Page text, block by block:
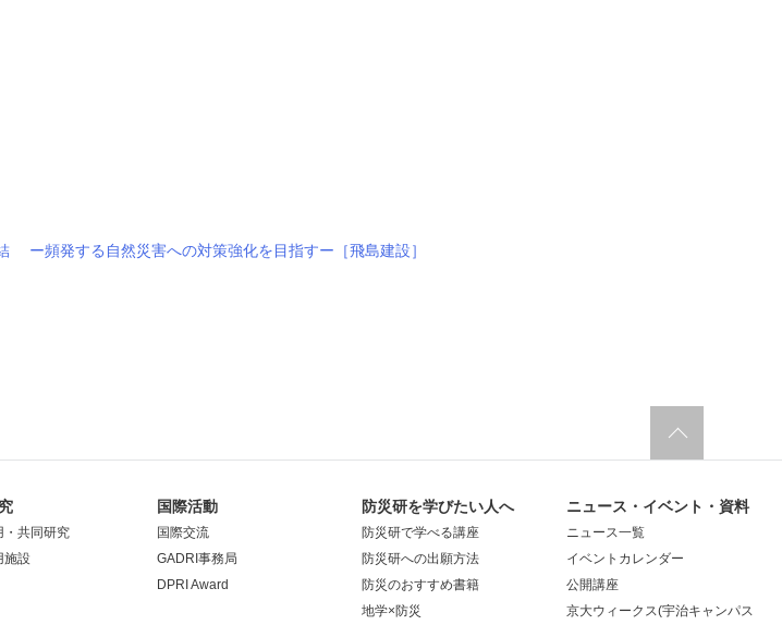
ー頻発する自然災害への対策強化を目指すー［飛島建設］
・共同研究
施設
国際活動
国際交流
GADRI事務局
DPRI Award
防災研を学びたい人へ
防災研で学べる講座
防災研への出願方法
防災のおすすめ書籍
地学×防災
ニュース・イベント・資料
ニュース一覧
イベントカレンダー
公開講座
京大ウィークス(宇治キャンパス